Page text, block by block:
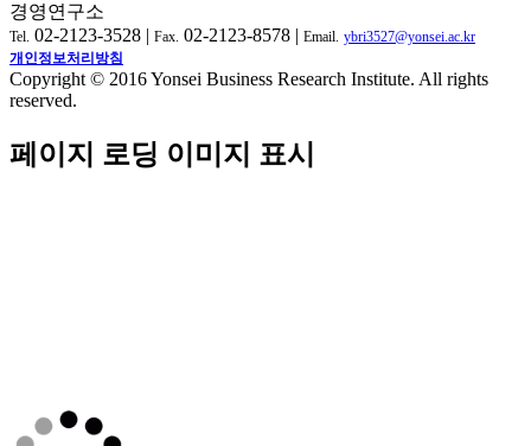
경영연구소
Tel. 02-2123-3528 | Fax. 02-2123-8578 | Email. ybri3527@yonsei.ac.kr
개인정보처리방침
Copyright © 2016 Yonsei Business Research Institute. All rights
reserved.
페이지 로딩 이미지 표시